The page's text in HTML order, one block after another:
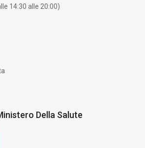
14:30 alle 20:00)
Della Salute